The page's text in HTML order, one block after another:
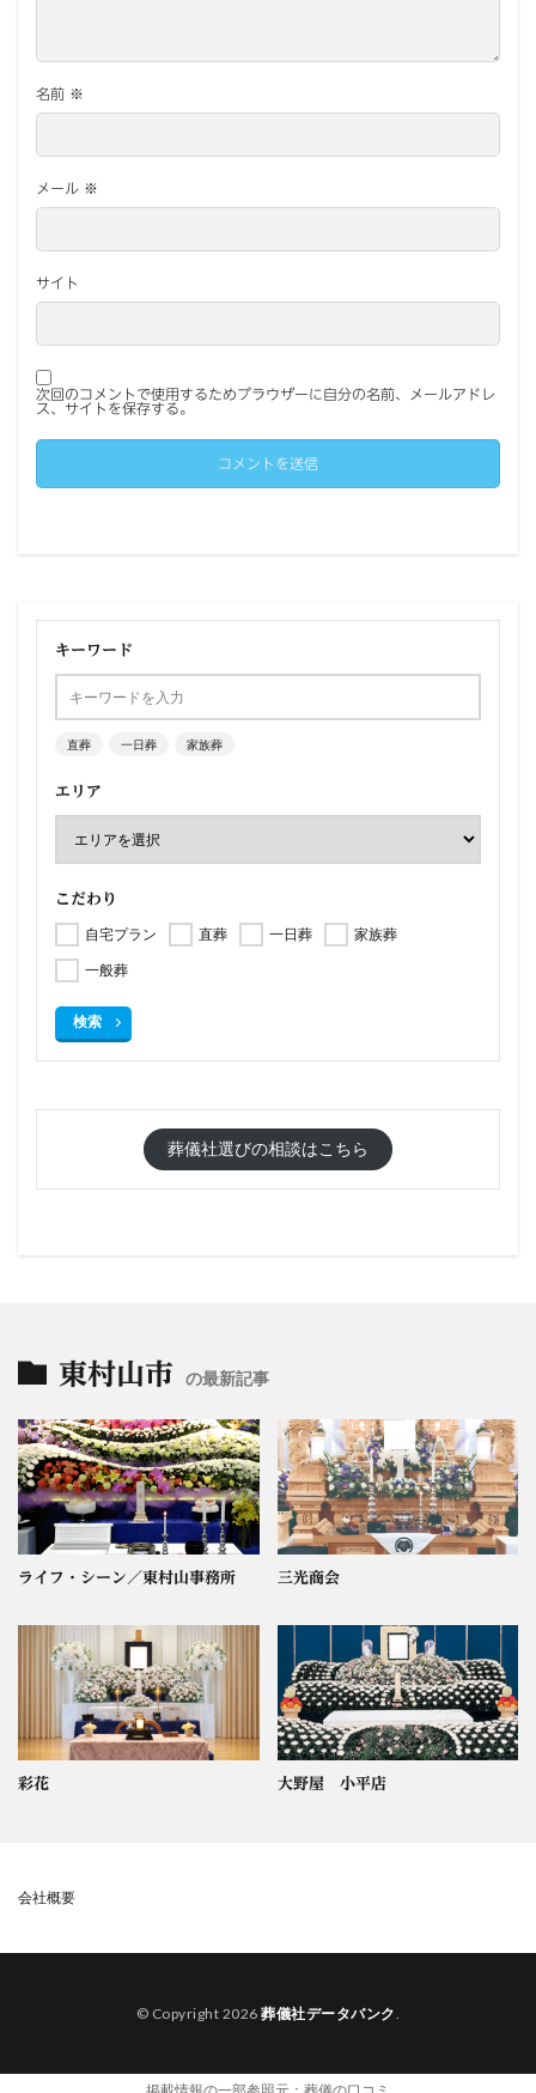
名前 ※
メール ※
サイト
次回のコメントで使用するためブラウザーに自分の名前、メールアドレ
ス、サイトを保存する。
キーワード
直葬 一日葬 家族葬
エリア
こだわり
自宅プラン 直葬 一日葬
家族葬
一般葬
検索
葬儀社選びの相談はこちら
東村山市 の最新記事
ライフ・シーン／東村山事務所 三光商会
彩花 大野屋 小平店
会社概要
© Copyright 2026葬儀社データバンク.